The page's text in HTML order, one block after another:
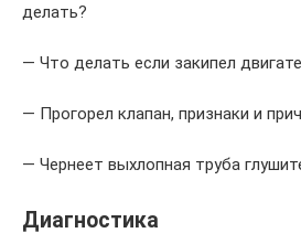
делать?
— Что делать если закипел
— Прогорел клапан, признаки и
— Чернеет выхлопная труба
Диагностика